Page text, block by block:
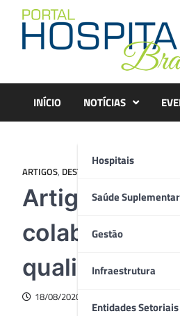
content
INÍCIO NOTÍCIAS
Hospitais
Saúde Suplementar
Gestão
Infraestrutura
Entidades Setoriais
ARTIGOS, DESTAQUE
Artigo –
colaborar
qualidade do
18/08/2020